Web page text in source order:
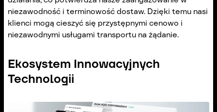
niezawodność i terminowość dostaw. Dzięki temu nasi
klienci mogą cieszyć się przystępnymi cenowo i
niezawodnymi usługami transportu na żądanie.
Ekosystem Innowacyjnych
Technologii